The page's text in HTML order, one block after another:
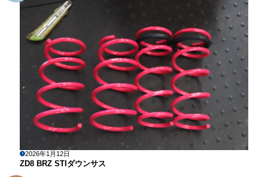
2026年1月12日
ZD8 BRZ STIダウンサス